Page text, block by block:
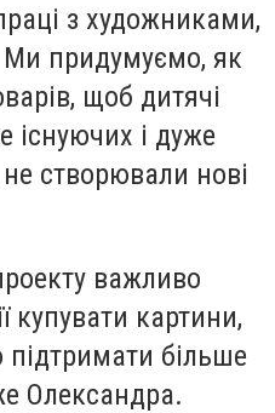
з художниками,
придумуємо, як
щоб дитячі
і дуже
створювали нові
важливо
купувати картини,
більше
Олександра.